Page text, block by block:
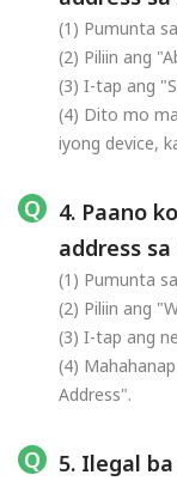
(1) Pumunta
(2) Piliin ang
(3) I-tap ang
(4) Dito mo
iyong device,
4. Paano
address
(1) Pumunta
(2) Piliin ang
(3) I-tap ang
(4)
Address".
5. Ilegal